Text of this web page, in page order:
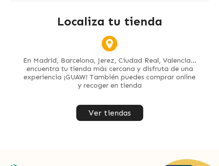
Localiza tu tienda
En Madrid, Barcelona, Jerez, Ciudad Real, Valencia...
encuentra tu tienda más cercana y disfruta de una
experiencia ¡GUAW! También puedes comprar online
y recoger en tienda
Ver tiendas